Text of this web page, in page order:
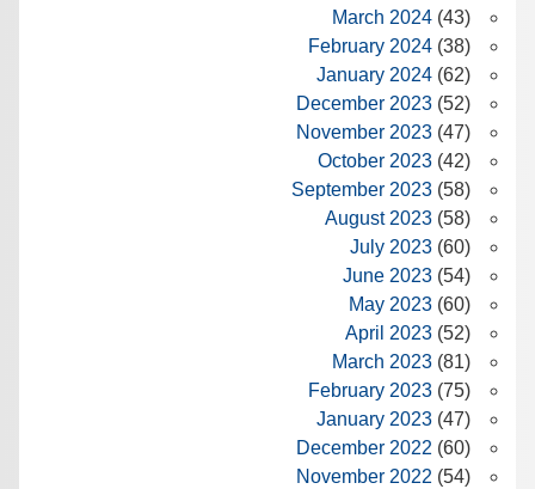
March 2024 (43)
February 2024 (38)
January 2024 (62)
December 2023 (52)
November 2023 (47)
October 2023 (42)
September 2023 (58)
August 2023 (58)
July 2023 (60)
June 2023 (54)
May 2023 (60)
April 2023 (52)
March 2023 (81)
February 2023 (75)
January 2023 (47)
December 2022 (60)
November 2022 (54)